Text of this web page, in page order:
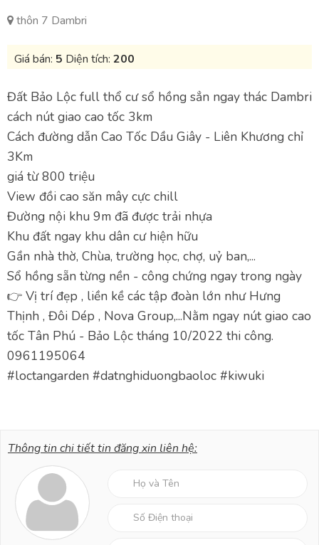
thôn 7 Dambri
Giá bán: 5 Diện tích: 200
Đất Bảo Lộc full thổ cư sổ hồng sẳn ngay thác Dambri
cách nút giao cao tốc 3km
Cách đường dẫn Cao Tốc Dầu Giây - Liên Khương chỉ
3Km
giá từ 800 triệu
View đồi cao săn mây cực chill
Đường nội khu 9m đã được trải nhựa
Khu đất ngay khu dân cư hiện hữu
Gần nhà thờ, Chùa, trường học, chợ, uỷ ban,...
Sổ hồng sẵn từng nền - công chứng ngay trong ngày
👉 Vị trí đẹp , liền kề các tập đoàn lớn như Hưng
Thịnh , Đôi Dép , Nova Group,...Nằm ngay nút giao cao
tốc Tân Phú - Bảo Lộc tháng 10/2022 thi công.
0961195064
#loctangarden #datnghiduongbaoloc #kiwuki
Thông tin chi tiết tin đăng xin liên hệ: